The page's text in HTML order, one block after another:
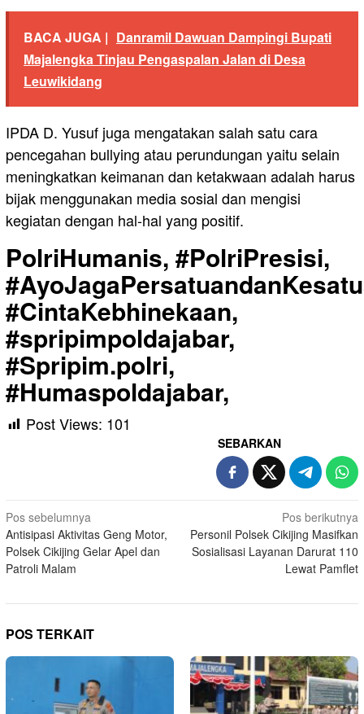
BACA JUGA | Danramil Dawuan Dampingi Bupati
Majalengka Tinjau Pengaspalan Jalan di Desa
Leuwikidang
IPDA D. Yusuf juga mengatakan salah satu cara
pencegahan bullying atau perundungan yaitu selain
meningkatkan keimanan dan ketakwaan adalah harus
bijak menggunakan media sosial dan mengisi
kegiatan dengan hal-hal yang positif.
PolriHumanis, #PolriPresisi,
#CintaKebhinekaan,
#spripimpoldajabar,
#Spripim.polri,
#Humaspoldajabar,
Post Views: 101
SEBARKAN
Navigasi
pos
Pos sebelumnya
Antisipasi Aktivitas Geng Motor,
Polsek Cikijing Gelar Apel dan
Patroli Malam
Pos berikutnya
Personil Polsek Cikijing Masifkan
Sosialisasi Layanan Darurat 110
Lewat Pamflet
POS TERKAIT